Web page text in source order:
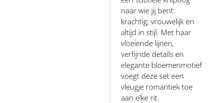
naar wie jij bent:
krachtig, vrouwelijk en
altijd in stijl. Met haar
vloeiende lijnen,
verfijnde details en
elegante bloemenmotief
voegt deze set een
vleugje romantiek toe
aan elke rit.